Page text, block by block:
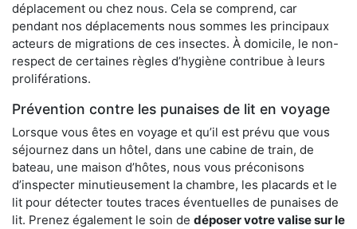
déplacement ou chez nous. Cela se comprend, car
pendant nos déplacements nous sommes les principaux
acteurs de migrations de ces insectes. À domicile, le non-
respect de certaines règles d’hygiène contribue à leurs
proliférations.
Prévention contre les punaises de lit en voyage
Lorsque vous êtes en voyage et qu’il est prévu que vous
séjournez dans un hôtel, dans une cabine de train, de
bateau, une maison d’hôtes, nous vous préconisons
d’inspecter minutieusement la chambre, les placards et le
lit pour détecter toutes traces éventuelles de punaises de
lit. Prenez également le soin de déposer votre valise sur le